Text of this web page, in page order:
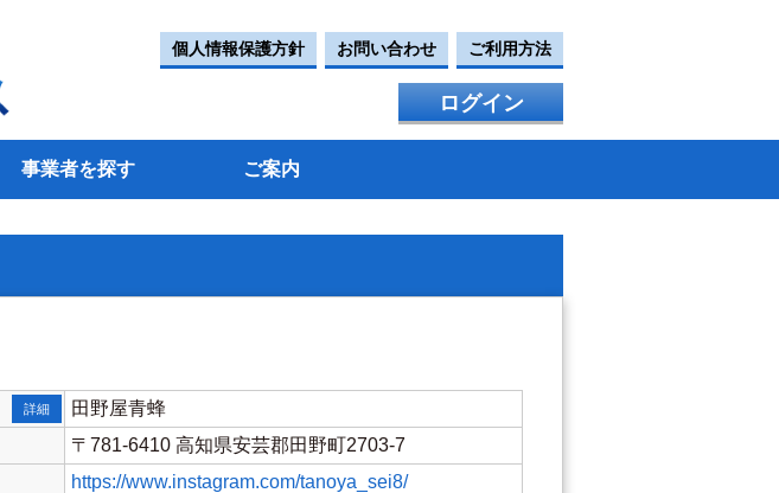
個人情報保護方針 お問い合わせ ご利用方法
ログイン
事業者を探す ご案内
詳細
田野屋青蜂
〒781-6410 高知県安芸郡田野町2703-7
https://www.instagram.com/tanoya_sei8/